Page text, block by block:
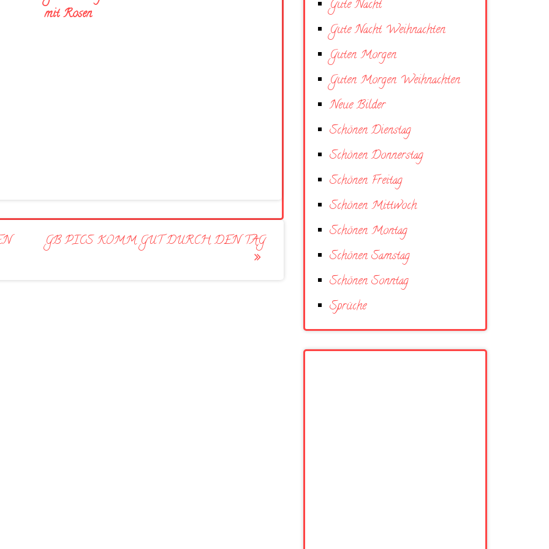
mit Rosen
GB PICS KOMM GUT DURCH DEN TAG
Gute Nacht
Gute Nacht Weihnachten
Guten Morgen
Guten Morgen Weihnachten
Neue Bilder
Schönen Dienstag
Schönen Donnerstag
Schönen Freitag
Schönen Mittwoch
Schönen Montag
Schönen Samstag
Schönen Sonntag
Sprüche